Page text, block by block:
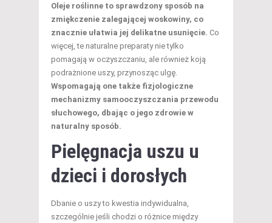
Oleje roślinne to sprawdzony sposób na
zmiękczenie zalegającej woskowiny, co
znacznie ułatwia jej delikatne usunięcie. Co
więcej, te naturalne preparaty nie tylko
pomagają w oczyszczaniu, ale również koją
podrażnione uszy, przynosząc ulgę.
Wspomagają one także fizjologiczne
mechanizmy samooczyszczania przewodu
słuchowego, dbając o jego zdrowie w
naturalny sposób.
Pielęgnacja uszu u
dzieci i dorosłych
Dbanie o uszy to kwestia indywidualna,
szczególnie jeśli chodzi o różnice między